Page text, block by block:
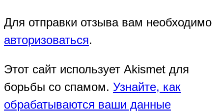
Для отправки отзыва вам необходимо
авторизоваться.
Этот сайт использует Akismet для
борьбы со спамом. Узнайте, как
обрабатываются ваши данные